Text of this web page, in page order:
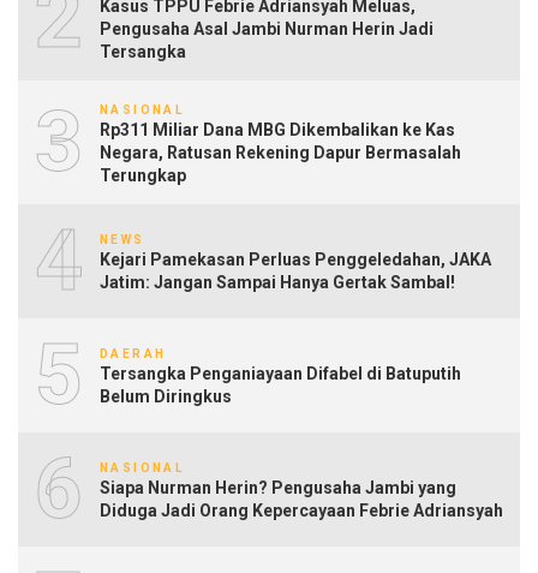
Kasus TPPU Febrie Adriansyah Meluas,
Pengusaha Asal Jambi Nurman Herin Jadi
Tersangka
3 NASIONAL
Rp311 Miliar Dana MBG Dikembalikan ke Kas
Negara, Ratusan Rekening Dapur Bermasalah
Terungkap
4 NEWS
Kejari Pamekasan Perluas Penggeledahan, JAKA
Jatim: Jangan Sampai Hanya Gertak Sambal!
5 DAERAH
Tersangka Penganiayaan Difabel di Batuputih
Belum Diringkus
6 NASIONAL
Siapa Nurman Herin? Pengusaha Jambi yang
Diduga Jadi Orang Kepercayaan Febrie Adriansyah